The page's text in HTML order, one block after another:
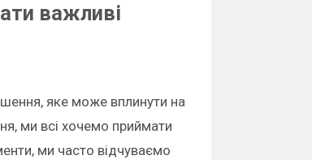
важливі
яке може вплинути на
ми всі хочемо приймати
ми часто відчуваємо